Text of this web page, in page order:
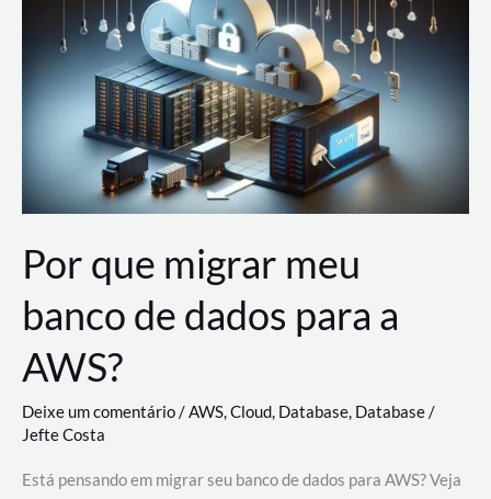
AWS
Por que migrar meu
banco de dados para a
AWS?
Deixe um comentário/AWS,Cloud, Database, Database/
Jefte Costa
Está pensando em migrar seu banco de dados para AWS? Veja